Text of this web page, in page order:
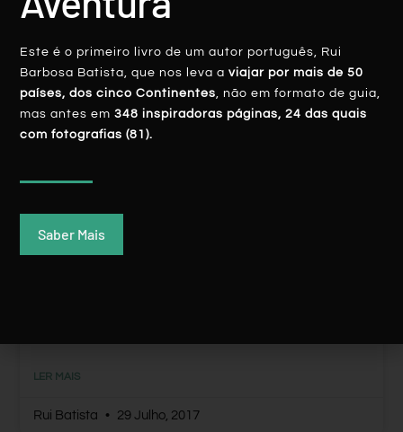
LER MAIS
Rui Batista 29 Julho, 2017
Este é o primeiro livro de um autor português, Rui
Barbosa Batista, que nos leva aviajar por mais de 50
países, dos cinco Continentes, não em formato de guia,
mas antes em348 inspiradoras páginas, 24 das quais
com fotografias (81).
Saber Mais